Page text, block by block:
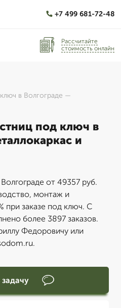
+7 499 681-72-48
Рассчитайте
стоимость онлайн
в Волгограде —
под ключ в
и
от 49357 руб.
монтаж и
при заказе под ключ. С
более 3897 заказов.
Федоровичу или